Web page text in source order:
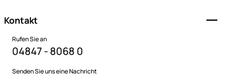
Kontakt
Rufen Sie an
04847 - 8068 0
Senden Sie uns eine Nachricht